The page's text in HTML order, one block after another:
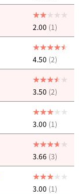
2.00 (1)
4.50 (2)
3.50 (2)
3.00 (1)
3.66 (3)
3.00 (1)